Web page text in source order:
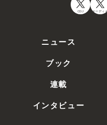
CDJ オーディ
ニュース
ブック
連載
インタビュー